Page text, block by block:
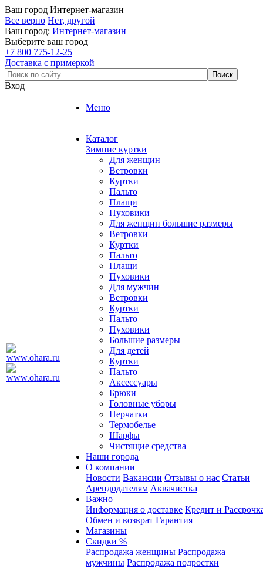
Ваш город Интернет-магазин
Все верно Нет, другой
Ваш город: Интернет-магазин
Выберите ваш город
+7 800 775-12-25
Доставка с примеркой
Вход
Меню
Каталог
Зимние куртки
Для женщин
Ветровки
Куртки
Пальто
Плащи
Пуховики
Для женщин большие размеры
Ветровки
Куртки
Пальто
Плащи
Пуховики
Для мужчин
Ветровки
Куртки
Пальто
Пуховики
Большие размеры
Для детей
Куртки
Пальто
Аксессуары
Брюки
Головные уборы
Перчатки
Термобелье
Шарфы
Чистящие средства
Наши города
О компании
Новости Вакансии Отзывы о нас Статьи
Арендодателям Аквачистка
Важно
Информация о доставке Кредит и
Обмен и возврат Гарантия
Магазины
Скидки %
Распродажа женщины Распродажа
мужчины Распродажа подростки